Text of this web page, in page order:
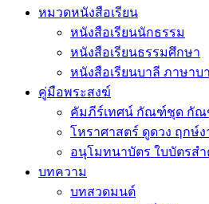
หมวดหนังสือเรียน
หนังสือเรียนนักธรรม
หนังสือเรียนธรรมศึกษา
หนังสือเรียนบาลี ภาษาบ
คู่มือพระสงฆ์
คัมภีร์เทศน์ กัณฑ์ชุด กัณ
โหราศาสตร์ ดูดวง ฤกษ์ง
อนุโมทนาบัตร ใบบัตรส
บทความ
บทสวดมนต์